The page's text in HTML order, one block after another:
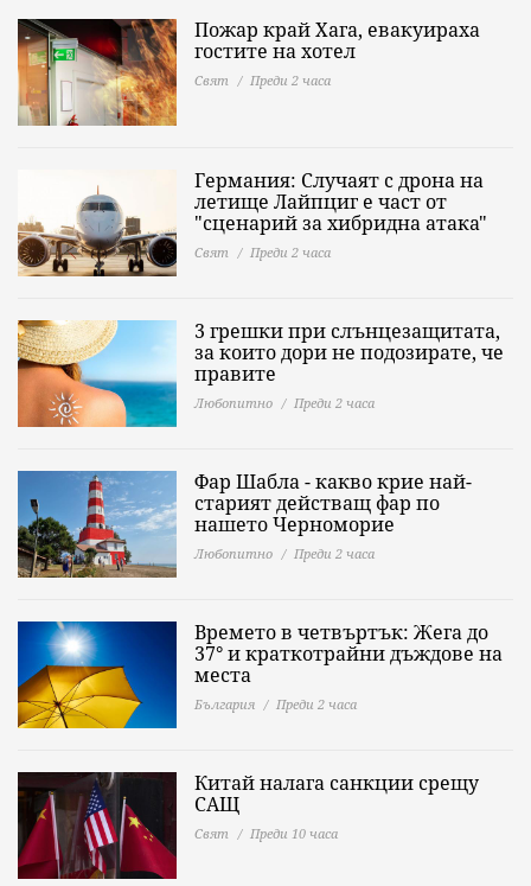
Пожар край Хага, евакуираха
гостите на хотел
Свят Преди 2 часа
Германия: Случаят с дрона на
летище Лайпциг е част от
"сценарий за хибридна атака"
Свят Преди 2 часа
3 грешки при слънцезащитата,
за които дори не подозирате, че
правите
Любопитно Преди 2 часа
Фар Шабла - какво крие най-
старият действащ фар по
нашето Черноморие
Любопитно Преди 2 часа
Времето в четвъртък: Жега до
37° и краткотрайни дъждове на
места
България Преди 2 часа
Китай налага санкции срещу
САЩ
Свят Преди 10 часа